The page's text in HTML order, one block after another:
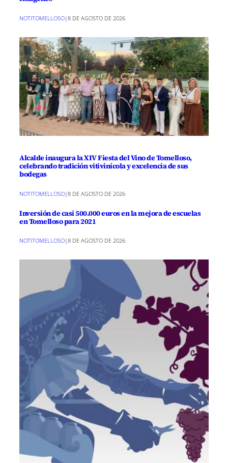
NOTITOMELLOSO|8 DE AGOSTO DE 2026
Alcalde inaugura la XIV Fiesta del Vino de Tomelloso,
celebrando tradición vitivinícola y excelencia de sus
bodegas
NOTITOMELLOSO|8 DE AGOSTO DE 2026
Inversión de casi 500.000 euros en la mejora de escuelas
en Tomelloso para 2021
NOTITOMELLOSO|8 DE AGOSTO DE 2026